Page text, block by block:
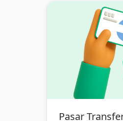
Pasar